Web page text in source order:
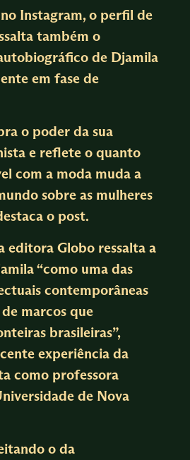
Instagram, o perfil de
também o
de Djamila
em fase de
o poder da sua
e reflete o quanto
com a moda muda a
sobre as mulheres
o post.
editora Globo ressalta a
“como uma das
contemporâneas
marcos que
brasileiras”,
experiência da
como professora
de Nova
o da